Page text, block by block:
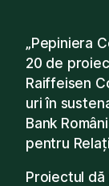
„Pepiniera
20 de
Raiffeisen
uri în
Bank
pentru
Proiectul